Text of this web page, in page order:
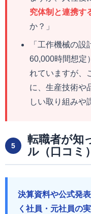
究体制と連携す
か？」
「工作機械の
60,000時間想定
れていますが、
に、生産技術や
しい取り組みや
5
転職者が知
ル（口コミ）
決算資料や公式発
く社員・元社員の